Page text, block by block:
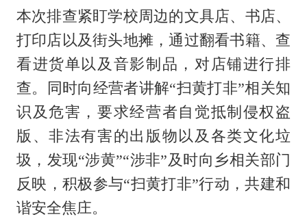
真理之光，何以能照亮复兴之路？
本次排查紧盯学校周边的文具店、书店、
打印店以及街头地摊，通过翻看书籍、查
看进货单以及音影制品，对店铺进行排
查。同时向经营者讲解“扫黄打非”相关知
识及危害，要求经营者自觉抵制侵权盗
版、非法有害的出版物以及各类文化垃
圾，发现“涉黄”“涉非”及时向乡相关部门
反映，积极参与“扫黄打非”行动，共建和
谐安全焦庄。